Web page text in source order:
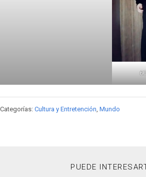
Categorías: Cultura y Entretención Mundo
PUEDE